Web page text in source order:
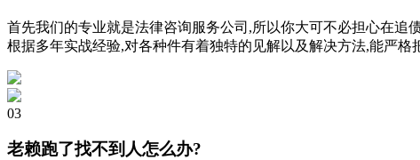
首先我们的专业就是法律咨询服务公司,所以你大可不必担心在
根据多年实战经验,对各种件有着独特的见解以及解决方法,能严
03
老赖跑了找不到人怎么办?